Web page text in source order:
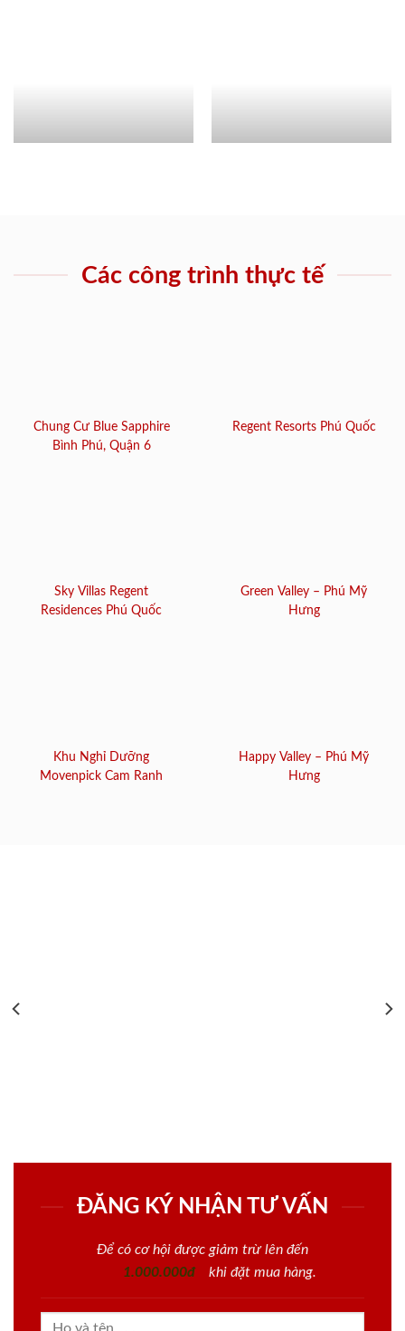
Các công trình thực tế
Chung Cư Blue Sapphire
Bình Phú, Quận 6
Regent Resorts Phú Quốc
Sky Villas Regent
Residences Phú Quốc
Green Valley – Phú Mỹ
Hưng
Khu Nghỉ Dưỡng
Movenpick Cam Ranh
Happy Valley – Phú Mỹ
Hưng
ĐĂNG KÝ NHẬN TƯ VẤN
Để có cơ hội được giảm trừ lên đến
1.000.000đ
khi đặt mua hàng.